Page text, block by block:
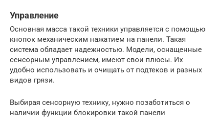
Управление
Основная масса такой техники управляется с помощью
кнопок механическим нажатием на панели. Такая
система обладает надежностью. Модели, оснащенные
сенсорным управлением, имеют свои плюсы. Их
удобно использовать и очищать от подтеков и разных
видов грязи.
Выбирая сенсорную технику, нужно позаботиться о
наличии функции блокировки такой панели